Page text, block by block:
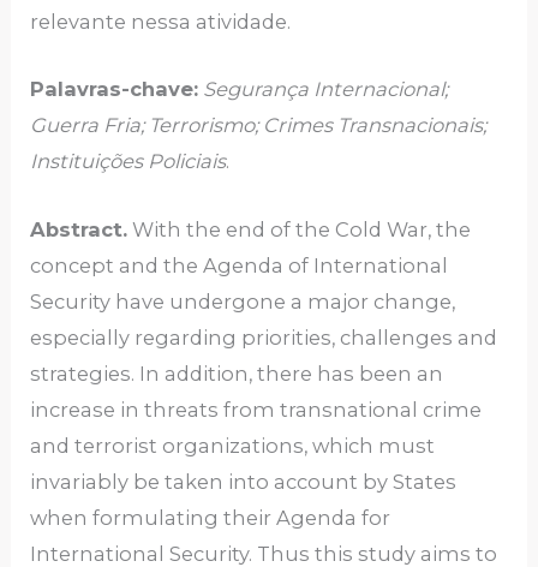
relevante nessa atividade.
Palavras-chave: Segurança Internacional;
Guerra Fria; Terrorismo; Crimes Transnacionais;
Instituições Policiais.
Abstract. With the end of the Cold War, the
concept and the Agenda of International
Security have undergone a major change,
especially regarding priorities, challenges and
strategies. In addition, there has been an
increase in threats from transnational crime
and terrorist organizations, which must
invariably be taken into account by States
when formulating their Agenda for
International Security. Thus this study aims to